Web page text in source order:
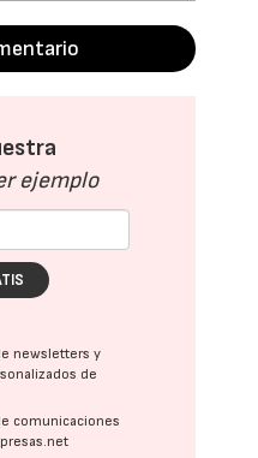
ejemplo
newsletters y
de
comunicaciones